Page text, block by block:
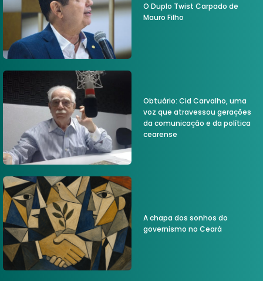
O Duplo Twist Carpado de
Mauro Filho
Obtuário: Cid Carvalho, uma
voz que atravessou gerações
da comunicação e da política
cearense
A chapa dos sonhos do
governismo no Ceará